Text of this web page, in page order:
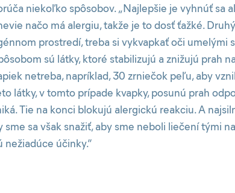
niekoľko spôsobov. „Najlepšie je vyhnúť sa
načo má alergiu, takže je to dosť ťažké.
prostredí, treba si vykvapkať oči umelými
sú látky, ktoré stabilizujú a znižujú prah
netreba, napríklad, 30 zrniečok peľu, aby
látky, v tomto prípade kvapky, posunú prah
Tie na konci blokujú alergickú reakciu. A
sa však snažiť, aby sme neboli liečení tými
účinky.“